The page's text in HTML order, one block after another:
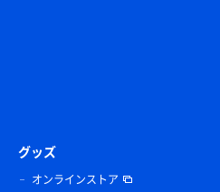
グッズ
オンラインストア